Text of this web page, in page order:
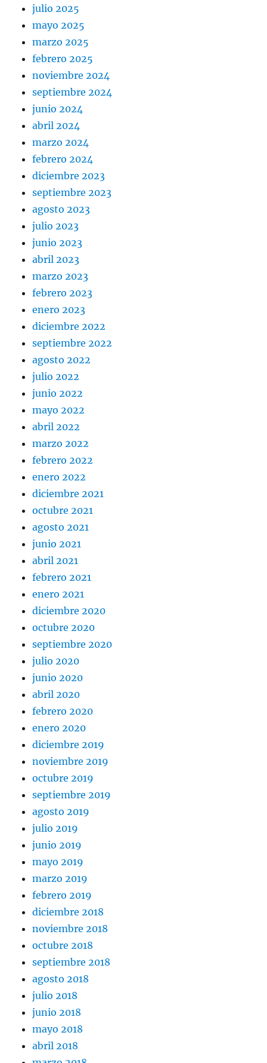
julio 2025
mayo 2025
marzo 2025
febrero 2025
noviembre 2024
septiembre 2024
junio 2024
abril 2024
marzo 2024
febrero 2024
diciembre 2023
septiembre 2023
agosto 2023
julio 2023
junio 2023
abril 2023
marzo 2023
febrero 2023
enero 2023
diciembre 2022
septiembre 2022
agosto 2022
julio 2022
junio 2022
mayo 2022
abril 2022
marzo 2022
febrero 2022
enero 2022
diciembre 2021
octubre 2021
agosto 2021
junio 2021
abril 2021
febrero 2021
enero 2021
diciembre 2020
octubre 2020
septiembre 2020
julio 2020
junio 2020
abril 2020
febrero 2020
enero 2020
diciembre 2019
noviembre 2019
octubre 2019
septiembre 2019
agosto 2019
julio 2019
junio 2019
mayo 2019
marzo 2019
febrero 2019
diciembre 2018
noviembre 2018
octubre 2018
septiembre 2018
agosto 2018
julio 2018
junio 2018
mayo 2018
abril 2018